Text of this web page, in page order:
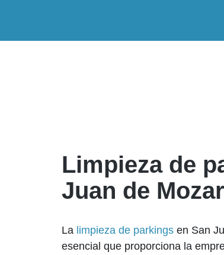
Limpieza de
Juan de
La limpieza de parkings en San
esencial que proporciona la